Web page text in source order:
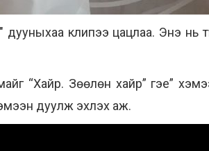
клипээ цацлаа. Энэ нь
“Хайр. Зөөлөн хайр” гэе”
хэмээн дуулж эхлэх аж.